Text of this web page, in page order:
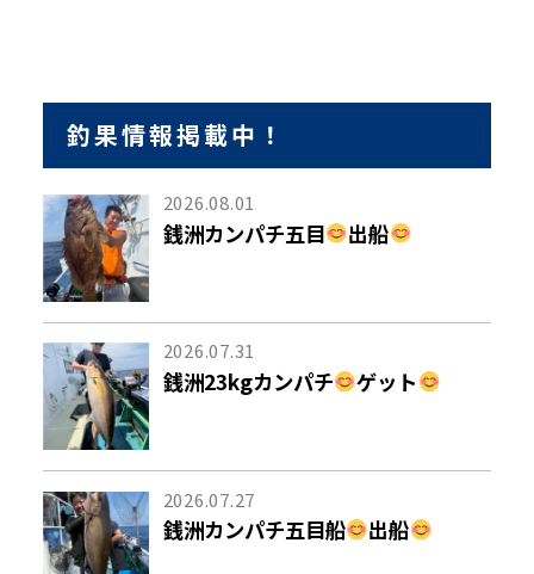
釣果情報掲載中！
2026.08.01
銭洲カンパチ五目 出船
2026.07.31
銭洲23kgカンパチ ゲット
2026.07.27
銭洲カンパチ五目船 出船